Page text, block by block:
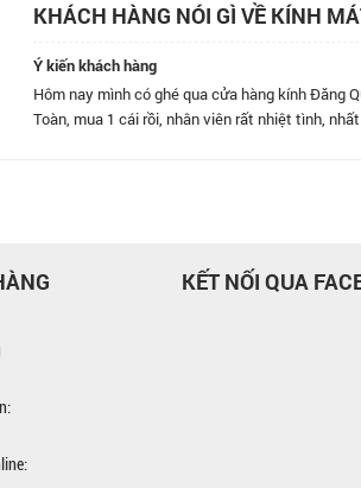
KHÁCH HÀNG NÓI GÌ VỀ KÍNH
Ý kiến khách hàng
ở số 9 Nguyễn Khánh
định sẽ quay lại và giới thiệu
Đã dùng kính của
độ phục vụ bên
KẾT NỐI QUA